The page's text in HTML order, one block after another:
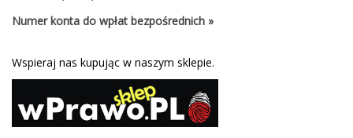
Numer konta do wpłat bezpośrednich »
Wspieraj nas kupując w naszym sklepie.